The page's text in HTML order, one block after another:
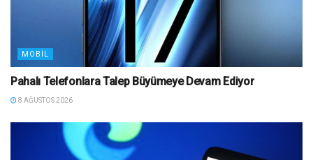
MOBIL
Pahalı Telefonlara Talep Büyümeye Devam Ediyor
8 AĞUSTOS 2026